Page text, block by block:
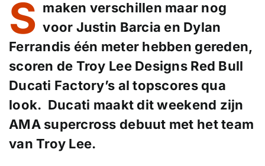
S maken verschillen maar nog
voor Justin Barcia en Dylan
Ferrandis één meter hebben gereden,
scoren de Troy Lee Designs Red Bull
Ducati Factory’s al topscores qua
look. Ducati maakt dit weekend zijn
AMA supercross debuut met het team
van Troy Lee.